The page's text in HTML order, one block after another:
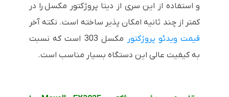
و استفاده از این سری از دیتا پروژکتور مکسل را در
کمتر از چند ثانیه امکان پذیر ساخته است. نکته آخر
قیمت ویدئو پروژکتور
مکسل 303 است که نسبت
به کیفیت عالی این دستگاه بسیار مناسب است.